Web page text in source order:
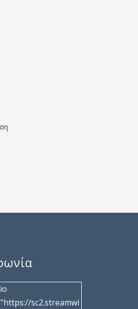
sc2.streamwi